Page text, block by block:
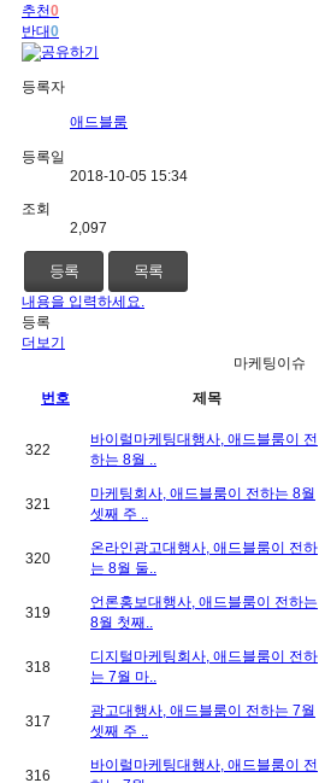
추천0
반대0
등록자
애드블룸
등록일
2018-10-05 15:34
조회
2,097
등록 목록
내용을 입력하세요.
등록
더보기
마케팅이슈
번호 제목
322
바이럴마케팅대행사, 애드블룸이 전
하는 8월 ..
321
마케팅회사, 애드블룸이 전하는 8월
셋째 주 ..
320
온라인광고대행사, 애드블룸이 전하
는 8월 둘..
319
언론홍보대행사, 애드블룸이 전하는
8월 첫째..
318
디지털마케팅회사, 애드블룸이 전하
는 7월 마..
317
광고대행사, 애드블룸이 전하는 7월
셋째 주 ..
316
바이럴마케팅대행사, 애드블룸이 전